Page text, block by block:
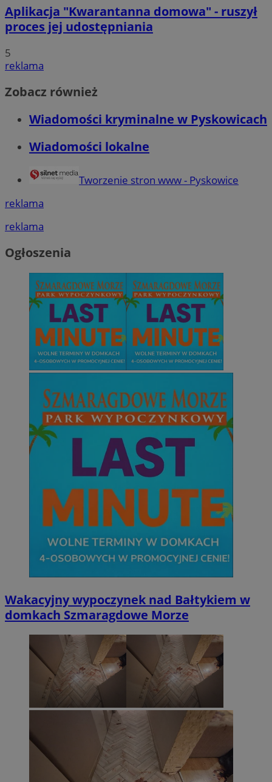
Aplikacja "Kwarantanna domowa" - ruszył
proces jej udostępniania
5
reklama
Zobacz również
Wiadomości kryminalne w Pyskowicach
Wiadomości lokalne
Tworzenie stron www - Pyskowice
reklama
reklama
Ogłoszenia
Wakacyjny wypoczynek nad Bałtykiem w
domkach Szmaragdowe Morze